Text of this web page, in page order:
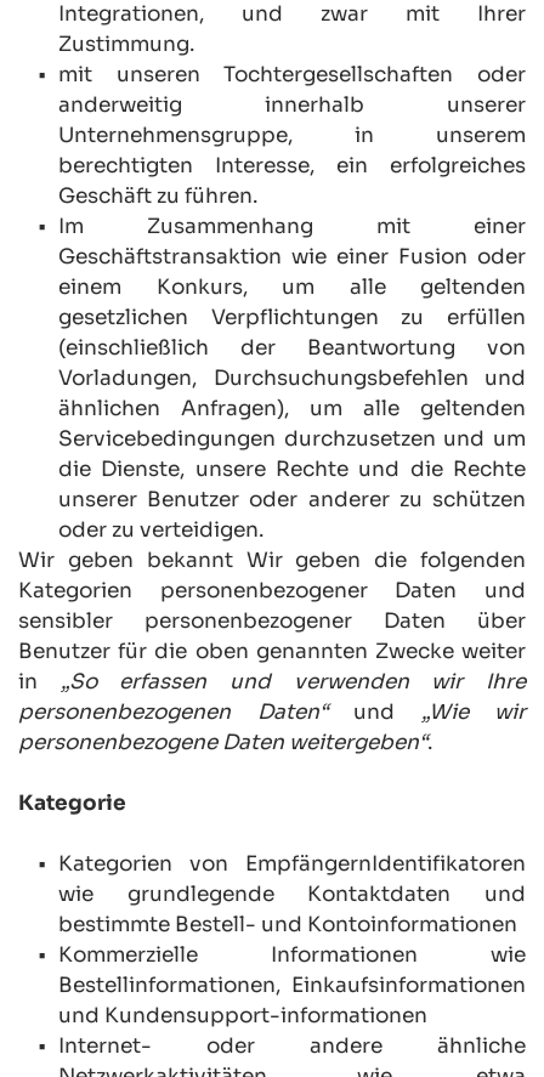
Integrationen, und zwar mit Ihrer
Zustimmung.
mit unseren Tochtergesellschaften oder
anderweitig innerhalb unserer
Unternehmensgruppe, in unserem
berechtigten Interesse, ein erfolgreiches
Geschäft zu führen.
Im Zusammenhang mit einer
Geschäftstransaktion wie einer Fusion oder
einem Konkurs, um alle geltenden
gesetzlichen Verpflichtungen zu erfüllen
(einschließlich der Beantwortung von
Vorladungen, Durchsuchungsbefehlen und
ähnlichen Anfragen), um alle geltenden
Servicebedingungen durchzusetzen und um
die Dienste, unsere Rechte und die Rechte
unserer Benutzer oder anderer zu schützen
oder zu verteidigen.
Wir geben bekannt Wir geben die folgenden
Kategorien personenbezogener Daten und
sensibler personenbezogener Daten über
Benutzer für die oben genannten Zwecke weiter
in „So erfassen und verwenden wir Ihre
personenbezogenen Daten“ und „Wie wir
personenbezogene Daten weitergeben“.
Kategorie
Kategorien von EmpfängernIdentifikatoren
wie grundlegende Kontaktdaten und
bestimmte Bestell- und Kontoinformationen
Kommerzielle Informationen wie
Bestellinformationen, Einkaufsinformationen
und Kundensupport-informationen
Internet- oder andere ähnliche